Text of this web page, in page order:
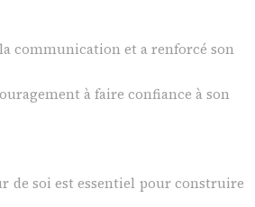
communication et a renforcé son
à faire confiance à son
de soi est essentiel pour construire